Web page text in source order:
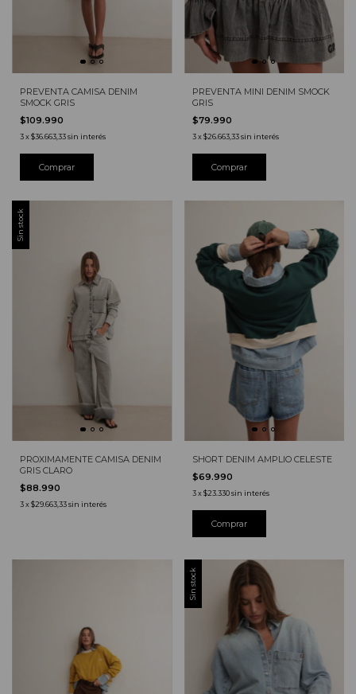
PREVENTA CAMISA DENIM
SMOCK GRIS
$109.990
3x$36.663,33sin interés
Comprar
PREVENTA MINI DENIM SMOCK
GRIS
$79.990
3 x$26.663,33 sin interés
Comprar
Sin stock
PROXIMAMENTE CAMISA DENIM
GRIS CLARO
$88.990
3x$29.663,33sin interés
SHORT DENIM AMPLIO CELESTE
$69.990
3 x$23.330 sin interés
Sin stock